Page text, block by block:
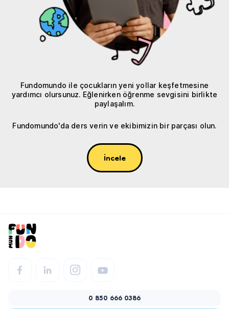
Fundomundo ile çocukların yeni yollar keşfetmesine
yardımcı olursunuz. Eğlenirken öğrenme sevgisini birlikte
paylaşalım.
Fundomundo'da ders verin ve ekibimizin bir parçası olun.
İncele
0 850 666 0386